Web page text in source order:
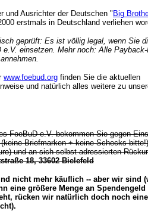
und Ausrichter der Deutschen " Big
erstmals in Deutschland verliehen
geprüft: Es ist völlig legal, wenn Sie
e.V. einsetzen. Mehr noch: Alle
www.foebud.org finden Sie die aktuellen
und natürlich alles weitere zu
FoeBuD e.V. bekommen Sie gegen
Briefmarken + keine Schecks
und an sich selbst adressierten
18, 33602 Bielefeld
nicht mehr käuflich -- aber wir sind
eine größere Menge an Spendengeld
rücken wir natürlich doch noch